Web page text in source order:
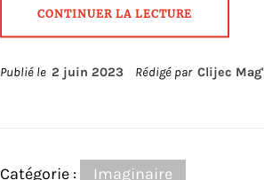
CONTINUER LA LECTURE
Publié le 2 juin 2023 Rédigé par Clijec Mag'
Catégorie : Imaginaire